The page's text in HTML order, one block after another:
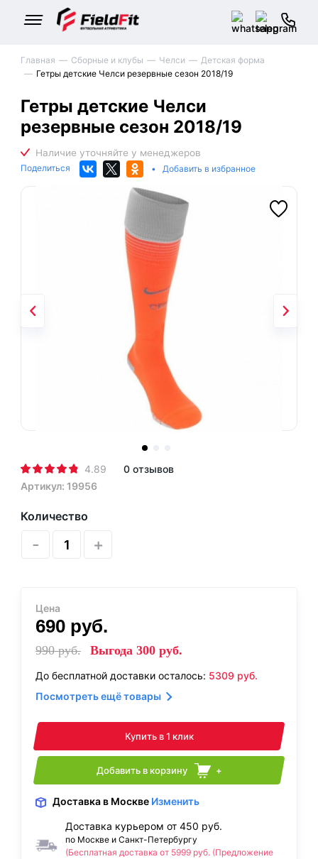
Главная Сборные и клубы Челси
Детская форма
Гетры детские Челси резервные сезон 2018/19
Гетры детские Челси
резервные сезон 2018/19
Поделиться • Добавить в избранное
4.89
0 отзывов
Артикул: 19956
Количество
- +
Цена
690 руб.
990руб. Выгода 300 руб.
До бесплатной доставки осталось: 5309 руб.
Посмотреть ещё товары
Купить в 1 клик
Добавить в корзину +
Доставка в Москве Изменить
Доставка курьером от 450 руб.
по Москве и Санкт-Петербургу
(Бесплатная доставка от 5999 руб. (Предложение